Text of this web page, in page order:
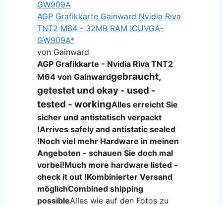
AGP Grafikkarte Gainward Nvidia Riva
TNT2 M64 - 32MB RAM ICUVGA-
GW909A*
von Gainward
AGP Grafikkarte - Nvidia Riva TNT2
M64 von Gainwardgebraucht,
getestet und okay - used -
tested - workingAlles erreicht Sie
sicher und antistatisch verpackt
!Arrives safely and antistatic sealed
!Noch viel mehr Hardware in meinen
Angeboten - schauen Sie doch mal
vorbei!Much more hardware listed -
check it out !Kombinierter Versand
möglichCombined shipping
possibleAlles wie auf den Fotos zu